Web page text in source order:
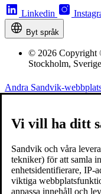
Linkedin
Byt språk
© 2026 Copyright
Stockholm,
Andra Sandvik-
Vi vill ha ditt
Sandvik och våra
tekniker) för att samla
enhetsidentifierare, IP-
viktiga
anpassa innehåll och